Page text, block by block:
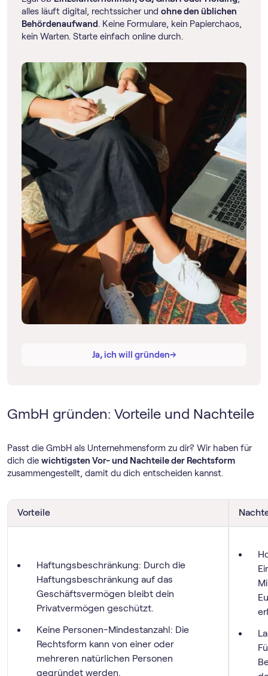
alles läuft digital, rechtssicher und ohne den üblichen
Behördenaufwand. Keine Formulare, kein Papierchaos,
kein Warten. Starte einfach online durch.
Ja, ich will gründen→
GmbH gründen: Vorteile und Nachteile
Passt die GmbH als Unternehmensform zu dir? Wir haben für
dich die wichtigsten Vor- und Nachteile der Rechtsform
zusammengestellt, damit du dich entscheiden kannst.
Vorteile
Haftungsbeschränkung: Durch die
Haftungsbeschränkung auf das
Geschäftsvermögen bleibt dein
Privatvermögen geschützt.
Keine Personen-Mindestanzahl: Die
Rechtsform kann von einer oder
mehreren natürlichen Personen
gegründet werden.